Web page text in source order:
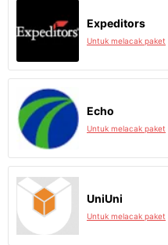
Expeditors
Untuk melacak paket
Echo
Untuk melacak paket
UniUni
Untuk melacak paket